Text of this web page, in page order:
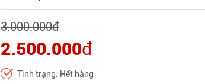
3.000.000đ
2.500.000đ
Tình trạng: Hết hàng